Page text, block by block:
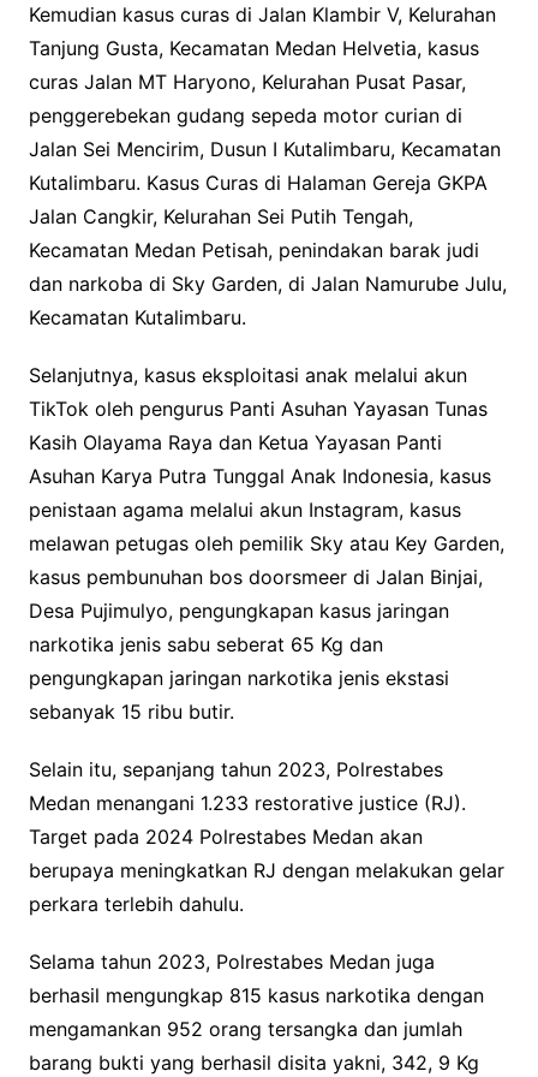
Kemudian kasus curas di Jalan Klambir V, Kelurahan
Tanjung Gusta, Kecamatan Medan Helvetia, kasus
curas Jalan MT Haryono, Kelurahan Pusat Pasar,
penggerebekan gudang sepeda motor curian di
Jalan Sei Mencirim, Dusun I Kutalimbaru, Kecamatan
Kutalimbaru. Kasus Curas di Halaman Gereja GKPA
Jalan Cangkir, Kelurahan Sei Putih Tengah,
Kecamatan Medan Petisah, penindakan barak judi
dan narkoba di Sky Garden, di Jalan Namurube Julu,
Kecamatan Kutalimbaru.
Selanjutnya, kasus eksploitasi anak melalui akun
TikTok oleh pengurus Panti Asuhan Yayasan Tunas
Kasih Olayama Raya dan Ketua Yayasan Panti
Asuhan Karya Putra Tunggal Anak Indonesia, kasus
penistaan agama melalui akun Instagram, kasus
melawan petugas oleh pemilik Sky atau Key Garden,
kasus pembunuhan bos doorsmeer di Jalan Binjai,
Desa Pujimulyo, pengungkapan kasus jaringan
narkotika jenis sabu seberat 65 Kg dan
pengungkapan jaringan narkotika jenis ekstasi
sebanyak 15 ribu butir.
Selain itu, sepanjang tahun 2023, Polrestabes
Medan menangani 1.233 restorative justice (RJ).
Target pada 2024 Polrestabes Medan akan
berupaya meningkatkan RJ dengan melakukan gelar
perkara terlebih dahulu.
Selama tahun 2023, Polrestabes Medan juga
berhasil mengungkap 815 kasus narkotika dengan
mengamankan 952 orang tersangka dan jumlah
barang bukti yang berhasil disita yakni, 342, 9 Kg